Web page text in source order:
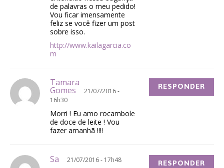
de palavras o meu pedido!
Vou ficar imensamente
feliz se você fizer um post
sobre isso.
http://www.kailagarcia.co
m
Tamara
Gomes
21/07/2016 -
16h30
Morri ! Eu amo rocambole
de doce de leite ! Vou
fazer amanhã !!!!
RESPONDER
Sa 21/07/2016 - 17h48 RESPONDER